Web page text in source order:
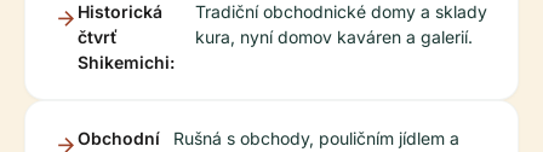
Historická
čtvrť
Shikemichi:
Tradiční obchodnické domy a sklady
kura, nyní domov kaváren a galerií.
Obchodní
Rušná s obchody, pouličním jídlem a